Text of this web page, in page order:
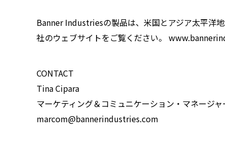
Banner Industriesの製品は、米国とアジア太平洋
社のウェブサイトをご覧ください。
CONTACT
Tina Cipara
マーケティング＆コミュニケーション・マネージャ
marcom@bannerindustries.com